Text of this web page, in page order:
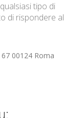
tipo di
di rispondere al
00124 Roma